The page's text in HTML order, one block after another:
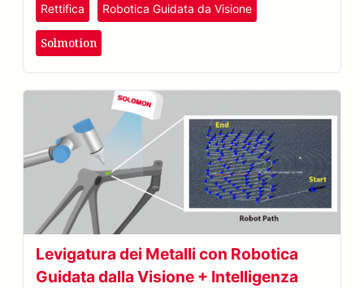
Rettifica Robotica Guidata da Visione
Solmotion
Levigatura dei Metalli con Robotica
Guidata dalla Visione + Intelligenza